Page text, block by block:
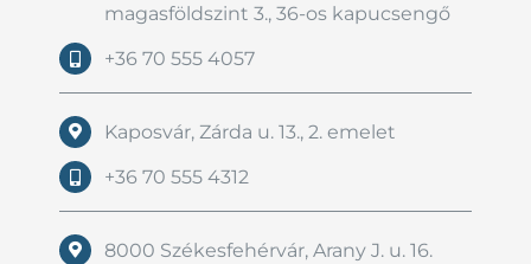
magasföldszint 3., 36-os kapucsengő
+36 70 555 4057
Kaposvár, Zárda u. 13., 2. emelet
+36 70 555 4312
8000 Székesfehérvár, Arany J. u. 16.